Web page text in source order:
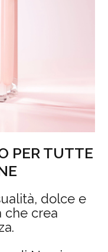
PER TUTTE
dolce e
che crea